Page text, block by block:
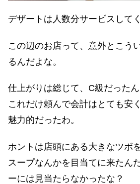
デザートは人数分サービスして
この辺のお店って、意外とこう
るんだよな。
仕上がりは総じて、C級だったん
これだけ頼んで会計はとても安
魅力的だったわ。
ホントは店頭にある大きなツボ
スープなんかを目当てに来たん
ーには見当たらなかったな？